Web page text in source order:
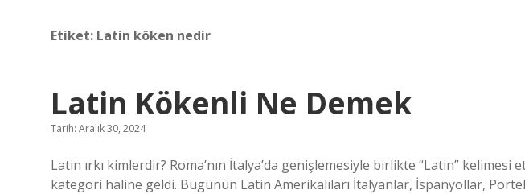
Etiket: Latin köken nedir
Latin Kökenli Ne Demek
Tarih: Aralık 30, 2024
Latin ırkı kimlerdir? Roma’nın İtalya’da genişlemesiyle birlikte “Latin”
kategori haline geldi. Bugünün Latin Amerikalıları İtalyanlar, İspanyollar,